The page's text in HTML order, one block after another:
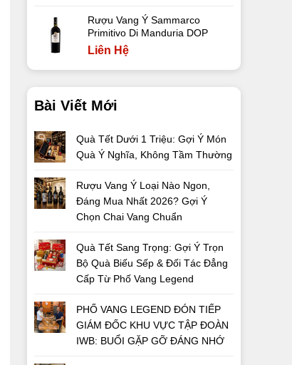
Rượu Vang Ý Sammarco
Primitivo Di Manduria DOP
Liên Hệ
Bài Viết Mới
Quà Tết Dưới 1 Triệu: Gợi Ý Món
Quà Ý Nghĩa, Không Tầm Thường
Rượu Vang Ý Loại Nào Ngon,
Đáng Mua Nhất 2026? Gợi Ý
Chọn Chai Vang Chuẩn
Quà Tết Sang Trọng: Gợi Ý Trọn
Bộ Quà Biếu Sếp & Đối Tác Đẳng
Cấp Từ Phố Vang Legend
PHỐ VANG LEGEND ĐÓN TIẾP
GIÁM ĐỐC KHU VỰC TẬP ĐOÀN
IWB: BUỔI GẶP GỠ ĐÁNG NHỚ